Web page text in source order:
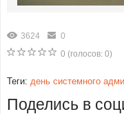
3624
0
0 (голосов: 0)
Теги: день системного
Поделись в